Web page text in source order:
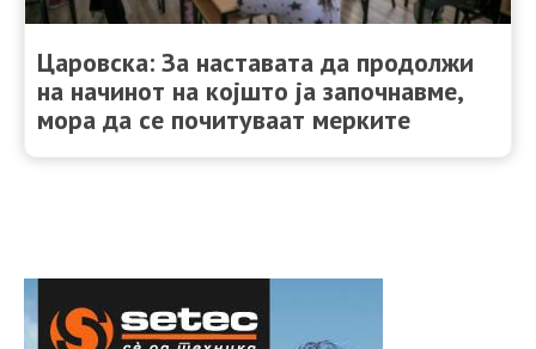
Царовска: За наставата да продолжи
на начинот на којшто ја започнавме,
мора да се почитуваат мерките